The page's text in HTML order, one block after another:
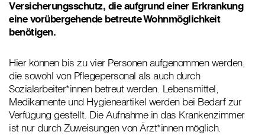
Versicherungsschutz, die aufgrund einer Erkrankung
eine vorübergehende betreute Wohnmöglichkeit
benötigen.
Hier können bis zu vier Personen aufgenommen werden,
die sowohl von Pflegepersonal als auch durch
Sozialarbeiter*innen betreut werden. Lebensmittel,
Medikamente und Hygieneartikel werden bei Bedarf zur
Verfügung gestellt. Die Aufnahme in das Krankenzimmer
ist nur durch Zuweisungen von Ärzt*innen möglich.